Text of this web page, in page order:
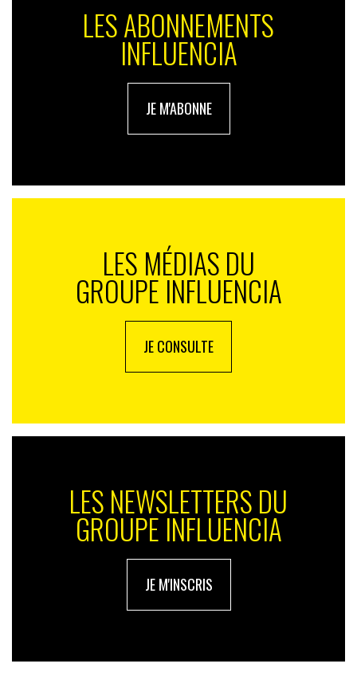
nouvel équilibre dans le monde du travail. En France, la
dynamique est enclenchée. Encore faut-il que
l’ensemble des acteurs économiques suivent le
rythme, sans creuser davantage les inégalités d’accès à
ces métiers d’avenir. La bataille de l’IA sur le front de
l’emploi vient peut-être de commencer, mais elle ne se
gagnera qu’avec des travailleurs formés,
LES ABONNEMENTS
INFLUENCIA
JE M'ABONNE
LES MÉDIAS DU
GROUPE INFLUENCIA
JE CONSULTE
LES NEWSLETTERS DU
GROUPE INFLUENCIA
JE M'INSCRIS